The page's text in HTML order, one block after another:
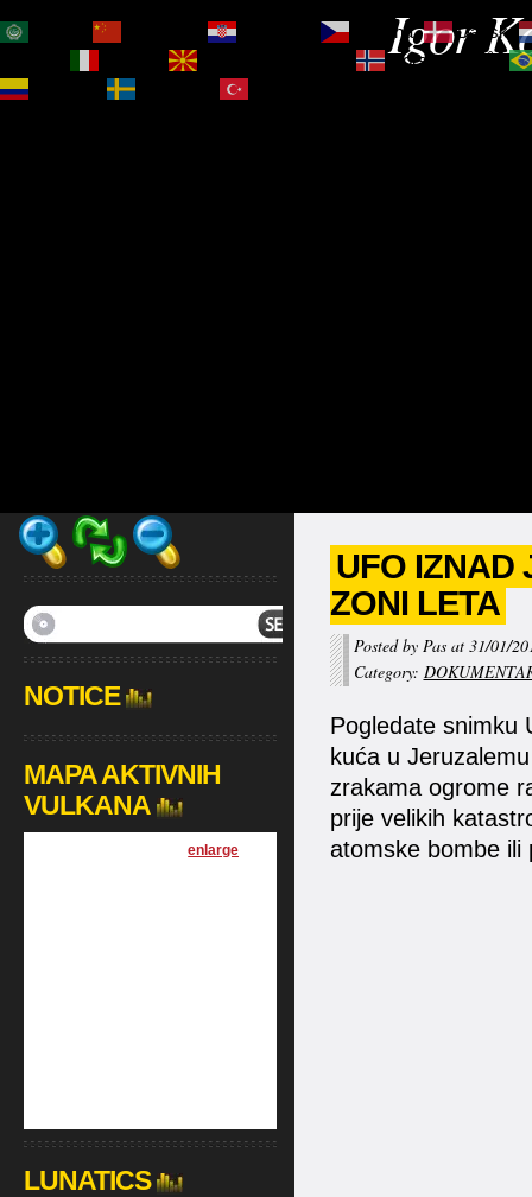
Igor
UFO IZNAD
ZONI LETA
Posted by Pas at 31/01/
Category:
Pogledate snimku
kuća u
zrakama ogrome
prije velikih
atomske bombe ili
NOTICE
MAPA AKTIVNIH
VULKANA
[enlarge
LUNATICS
Čeština‎
Dansk
Norsk bokmål